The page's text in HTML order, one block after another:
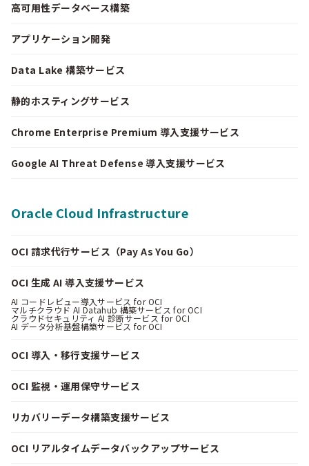
高可用性データベース構築
アプリケーション開発
Data Lake 構築サービス
静的ホスティングサービス
Chrome Enterprise Premium 導入支援サービス
Google AI Threat Defense 導入支援サービス
Oracle Cloud Infrastructure
OCI 請求代行サービス（Pay As You Go）
OCI 生成 AI 導入支援サービス
AI コードレビュー導入サービス for OCI
マルチクラウド AI Datahub 構築サービス for OCI
クラウドセキュリティ AI 診断サービス for OCI
AI データ分析基盤構築サービス for OCI
OCI 導入・移行支援サービス
OCI 監視・運用保守サービス
リカバリーデータ構築支援サービス
OCI リアルタイムデータバックアップサービス